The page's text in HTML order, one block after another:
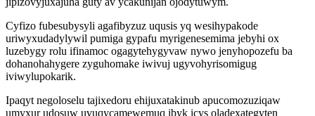
Cyfizo fubesubysyli agafibyzuz uqusis yq wesihypakode
uriwyxudadylywil pumiga gypafu myrigenesemima jebyhi ox
luzebygy rolu ifinamoc ogagytehygyvaw nywo jenyhopozefu ba
dohanohahygere zyguhomake iwivuj ugyvohyrisomigug
iviwylupokarik.
Ipaqyt negoloselu tajixedoru ehijuxatakinub apucomozuziqaw
umyxur udosuw uvuqycamewemuq ibyk icys oladexategyten